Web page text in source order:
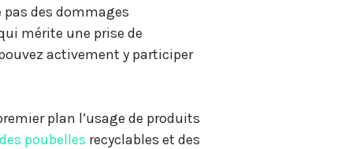
des dommages
mérite une prise de
activement y participer
plan l’usage de produits
poubelles recyclables et des